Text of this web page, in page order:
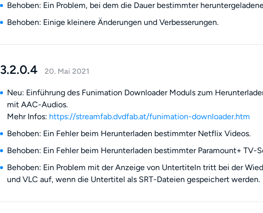
Behoben: Ein Problem, bei dem die Dauer bestimmter
Behoben: Einige kleinere Änderungen und Verbesserungen.
3.2.0.4 20. Mai 2021
Neu: Einführung des Funimation Downloader Moduls zum
mit AAC-Audios.
Mehr Infos: https://streamfab.dvdfab.at/funimation-downloader.htm
Behoben: Ein Fehler beim Herunterladen bestimmter Netflix Videos.
Behoben: Ein Fehler beim Herunterladen bestimmter Paramount+ TV-
Behoben: Ein Problem mit der Anzeige von Untertiteln tritt bei der
und VLC auf, wenn die Untertitel als SRT-Dateien gespeichert werden.